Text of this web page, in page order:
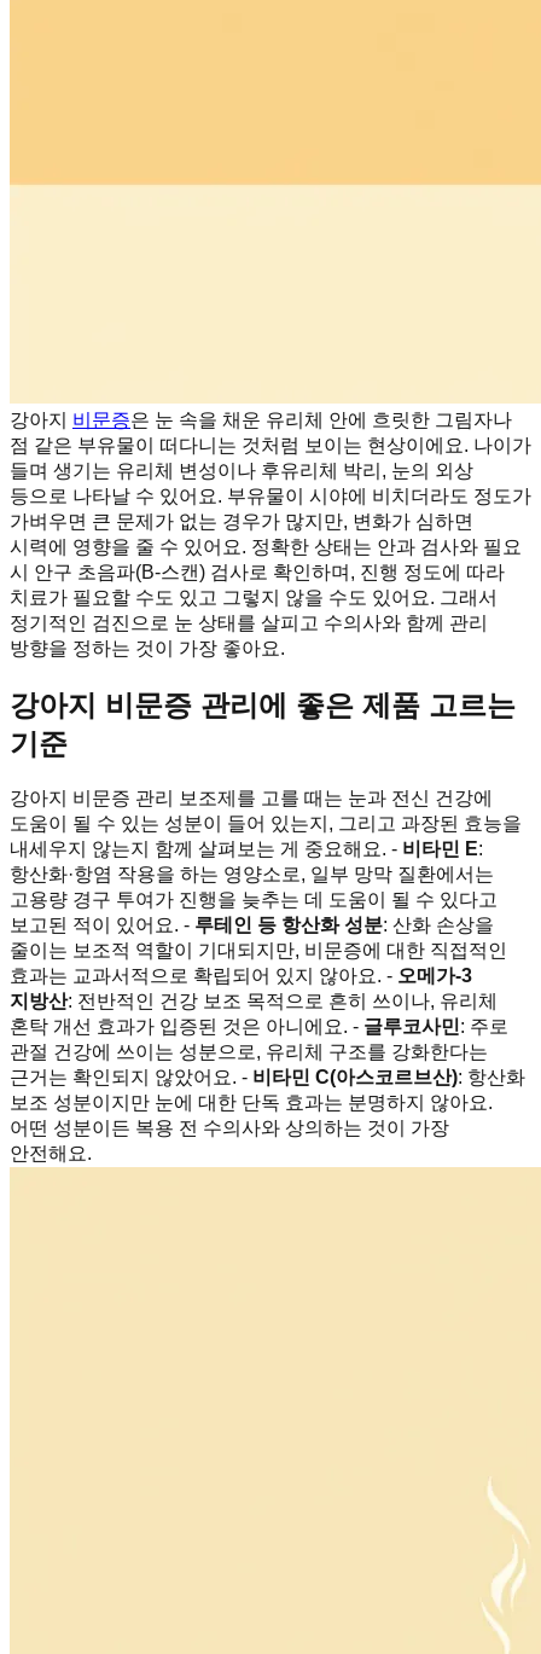
강아지 비문증은 눈 속을 채운 유리체 안에 흐릿한 그림자나
점 같은 부유물이 떠다니는 것처럼 보이는 현상이에요. 나이가
들며 생기는 유리체 변성이나 후유리체 박리, 눈의 외상
등으로 나타날 수 있어요. 부유물이 시야에 비치더라도 정도가
가벼우면 큰 문제가 없는 경우가 많지만, 변화가 심하면
시력에 영향을 줄 수 있어요. 정확한 상태는 안과 검사와 필요
시 안구 초음파(B-스캔) 검사로 확인하며, 진행 정도에 따라
치료가 필요할 수도 있고 그렇지 않을 수도 있어요. 그래서
정기적인 검진으로 눈 상태를 살피고 수의사와 함께 관리
방향을 정하는 것이 가장 좋아요.
강아지 비문증 관리에 좋은 제품 고르는
기준
강아지 비문증 관리 보조제를 고를 때는 눈과 전신 건강에
도움이 될 수 있는 성분이 들어 있는지, 그리고 과장된 효능을
내세우지 않는지 함께 살펴보는 게 중요해요. - 비타민 E:
항산화·항염 작용을 하는 영양소로, 일부 망막 질환에서는
고용량 경구 투여가 진행을 늦추는 데 도움이 될 수 있다고
보고된 적이 있어요. - 루테인 등 항산화 성분: 산화 손상을
줄이는 보조적 역할이 기대되지만, 비문증에 대한 직접적인
효과는 교과서적으로 확립되어 있지 않아요. - 오메가-3
지방산: 전반적인 건강 보조 목적으로 흔히 쓰이나, 유리체
혼탁 개선 효과가 입증된 것은 아니에요. - 글루코사민: 주로
관절 건강에 쓰이는 성분으로, 유리체 구조를 강화한다는
근거는 확인되지 않았어요. - 비타민 C(아스코르브산): 항산화
보조 성분이지만 눈에 대한 단독 효과는 분명하지 않아요.
어떤 성분이든 복용 전 수의사와 상의하는 것이 가장
안전해요.